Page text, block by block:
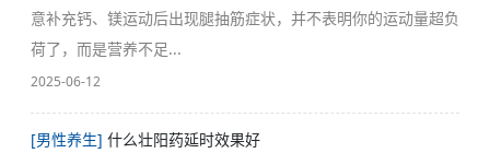
意补充钙、镁运动后出现腿抽筋症状，并不表明你的运动量超负
荷了，而是营养不足...
2025-06-12
[男性养生] 什么壮阳药延时效果好